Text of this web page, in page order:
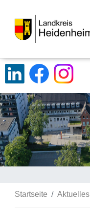
Startseite Aktuelles